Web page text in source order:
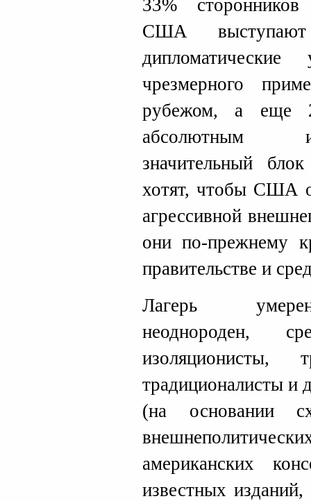
33% сторонников
США
чрезмерного
рубежом, а еще
абсолютным
значительный
хотят, чтобы США
агрессивной
они по-прежнему
правительстве и
Лагерь
неоднороден,
изоляционисты,
традиционалисты и
(на основании
американских
известных